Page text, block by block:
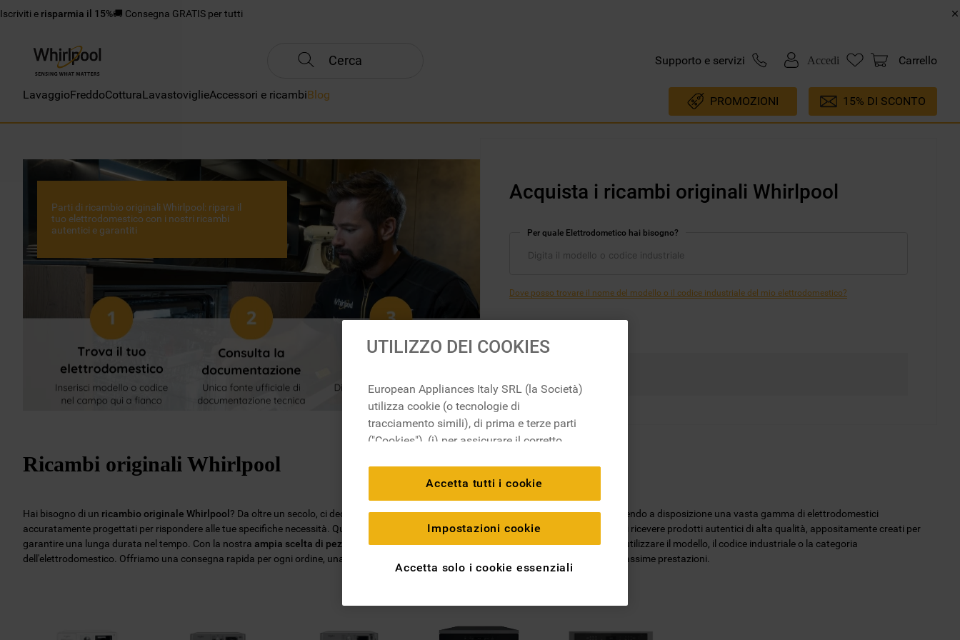
Iscriviti e risparmia il 15%🚚 Consegna GRATIS per tutti
Cerca Supporto e servizi Accedi Carrello
LavaggioFreddoCotturaLavastoviglieAccessori e ricambiBlog PROMOZIONI 15% DI SCONTO
Parti di ricambio originali Whirlpool: ripara il
tuo elettrodomestico con i nostri ricambi
autentici e garantiti
Acquista i ricambi originali Whirlpool
Per quale Elettrodometico hai bisogno?
Dove posso trovare il nome del modello o il codice industriale del mio elettrodomestico?
Ricambi originali Whirlpool
Hai bisogno di un ricambio originale Whirlpool ? Da oltre un secolo, ci dedichiamo all'ideazione di soluzioni per l'ambiente domestico, mettendo a disposizione una vasta gamma di elettrodomestici
accuratamente progettati per rispondere alle tue specifiche necessità. Quando scegli un
ricambio originale Whirlpool, puoi essere certo di ricevere prodotti autentici di alta qualità, appositamente creati per
garantire una lunga durata nel tempo. Con la nostra ampia scelta di pezzi di ricambiosarà facile trovare quello di cui hai bisogno: basta utilizzare il modello, il codice industriale o la categoria
dell'elettrodomestico. Offriamo una consegna rapida per ogni ordine, una garanzia di 2 anni su tutti i ricambi e la certezza di ottenere le massime prestazioni.
UTILIZZO DEI COOKIES
European Appliances Italy SRL (la Società)
utilizza cookie (o tecnologie di
tracciamento simili), di prima e terze parti
("Cookies"), (i) per assicurare il corretto
migliorare l'esperienza di navigazione
(cookie tecnici), (ii) per finalità statistiche e
per rilevare l’audience del nostro sito e
come interagisce con il sito (cookie
analitici), (iii) per annunci personalizzati e
siti web o piattaforme social, come ad
Accetta tutti i cookie
Impostazioni cookie
Accetta solo i cookie essenziali